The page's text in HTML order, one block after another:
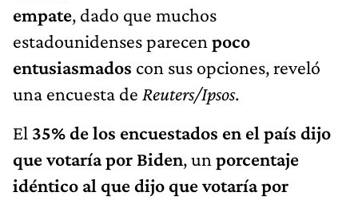
empate, dado que muchos
estadounidenses parecen poco
entusiasmados con sus opciones, reveló
una encuesta de Reuters/Ipsos.
El 35% de los encuestados en el país dijo
que votaría por Biden, un porcentaje
idéntico al que dijo que votaría por